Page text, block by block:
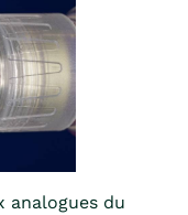
analogues du